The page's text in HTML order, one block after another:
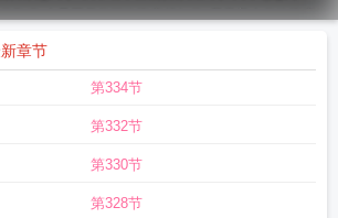
代TXT大量囤货亿万物资穿越年代我带着十亿物资穿
亿物资穿回六零年代无弹窗
穿回六零年代全文阅读
阅读无弹窗
带着几十亿物资重生六零
十亿物资穿回六零年代呆萌的丸子
穿越 我带着十亿物资穿回六零年代完本
章节
第334节
第332节
第330节
第328节